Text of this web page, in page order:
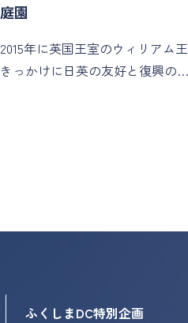
庭園
2015年に英国王室のウィリアム
きっかけに日英の友好と復興の…
ふくしまDC特別企画